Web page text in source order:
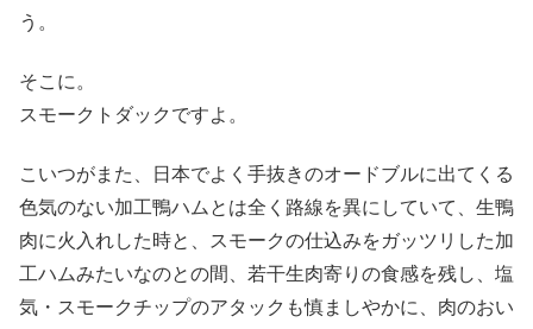
う。
そこに。
スモークトダックですよ。
こいつがまた、日本でよく手抜きのオードブルに出てくる
色気のない加工鴨ハムとは全く路線を異にしていて、生鴨
肉に火入れした時と、スモークの仕込みをガッツリした加
工ハムみたいなのとの間、若干生肉寄りの食感を残し、塩
気・スモークチップのアタックも慎ましやかに、肉のおい